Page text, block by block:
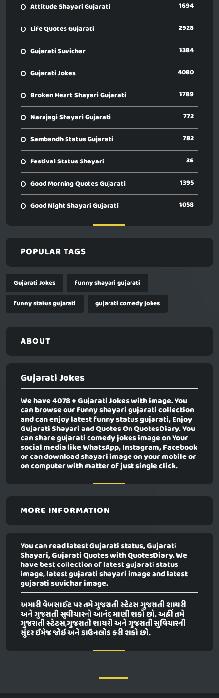
Attitude Shayari Gujarati 1694
Life Quotes Gujarati 2928
Gujarati Suvichar 1384
Gujarati Jokes 4080
Broken Heart Shayari Gujarati 1789
Narajagi Shayari Gujarati 772
Sambandh Status Gujarati 782
Festival Status Shayari 36
Good Morning Quotes Gujarati 1395
Good Night Shayari Gujarati 1058
POPULAR TAGS
Gujarati Jokes
funny shayari gujarati
funny status gujarati
gujarati comedy jokes
ABOUT
Gujarati Jokes
We have 4078 +Gujarati Jokeswith image. You
can browse our funny shayari gujarati collection
and can enjoy latest funny status gujarati, Enjoy
Gujarati Shayari and Quotes On QuotesDiary. You
can share gujarati comedy jokes image on Your
social media like WhatsApp, Instagram, Facebook
or can download shayari image on your mobile or
on computer with matter of just single click.
MORE INFORMATION
You can read latest Gujarati status, Gujarati
Shayari, Gujarati Quotes with QuotesDiary. We
have best collection of latest gujarati status
image, latest gujarati shayari image and latest
gujarati suvichar image.
અમારી વેબસાઈટ પર તમે ગુજરાતી સ્ટેટસ ગુજરાતી શાયરી
અને ગુજરાતી સુવીચારનો આનંદ માણી શકો છો. અહીં તમે
ગુજરાતી સ્ટેટસ,ગુજરાતી શાયરી અને ગુજરાતી સુવિચારની
સુંદર ઈમેજ જોઈ અને ડાઉનલોડ કરી શકો છો.